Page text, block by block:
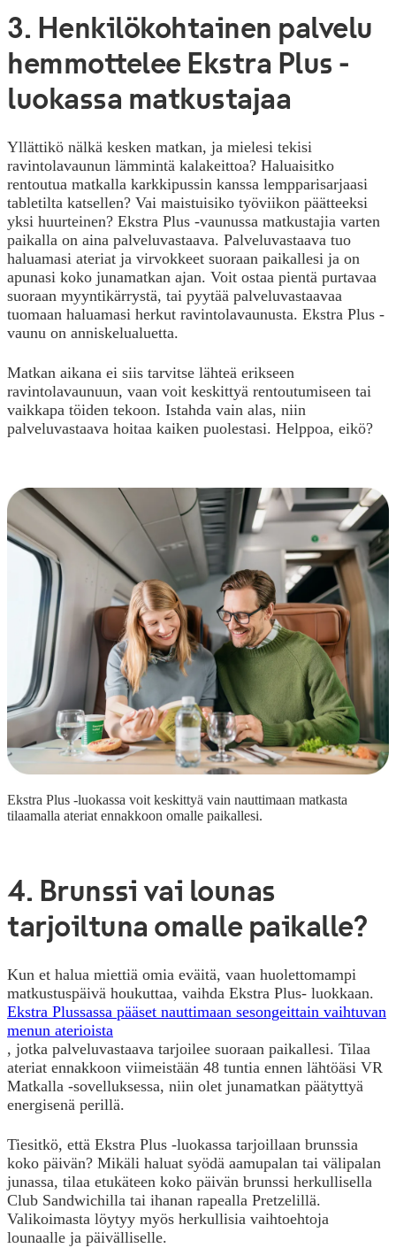
3. Henkilökohtainen palvelu
hemmottelee Ekstra Plus -
luokassa matkustajaa
Yllättikö nälkä kesken matkan, ja mielesi tekisi
ravintolavaunun lämmintä kalakeittoa? Haluaisitko
rentoutua matkalla karkkipussin kanssa lempparisarjaasi
tabletilta katsellen? Vai maistuisiko työviikon päätteeksi
yksi huurteinen? Ekstra Plus -vaunussa matkustajia varten
paikalla on aina palveluvastaava. Palveluvastaava tuo
haluamasi ateriat ja virvokkeet suoraan paikallesi ja on
apunasi koko junamatkan ajan. Voit ostaa pientä purtavaa
suoraan myyntikärrystä, tai pyytää palveluvastaavaa
tuomaan haluamasi herkut ravintolavaunusta. Ekstra Plus -
vaunu on anniskelualuetta.
Matkan aikana ei siis tarvitse lähteä erikseen
ravintolavaunuun, vaan voit keskittyä rentoutumiseen tai
vaikkapa töiden tekoon. Istahda vain alas, niin
palveluvastaava hoitaa kaiken puolestasi. Helppoa, eikö?
Ekstra Plus -luokassa voit keskittyä vain nauttimaan matkasta
tilaamalla ateriat ennakkoon omalle paikallesi.
4. Brunssi vai lounas
tarjoiltuna omalle paikalle?
Kun et halua miettiä omia eväitä, vaan huolettomampi
matkustuspäivä houkuttaa, vaihda Ekstra Plus- luokkaan.
Ekstra Plussassa pääset nauttimaan sesongeittain vaihtuvan
menun aterioista
, jotka palveluvastaava tarjoilee suoraan paikallesi. Tilaa
ateriat ennakkoon viimeistään 48 tuntia ennen lähtöäsi VR
Matkalla -sovelluksessa, niin olet junamatkan päätyttyä
energisenä perillä.
Tiesitkö, että Ekstra Plus -luokassa tarjoillaan brunssia
koko päivän? Mikäli haluat syödä aamupalan tai välipalan
junassa, tilaa etukäteen koko päivän brunssi herkullisella
Club Sandwichilla tai ihanan rapealla Pretzelillä.
Valikoimasta löytyy myös herkullisia vaihtoehtoja
lounaalle ja päivälliselle.